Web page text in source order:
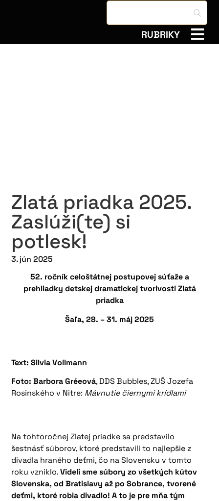
RUBRIKY
Zlatá priadka 2025.
Zaslúži(te) si
potlesk!
3. jún 2025
52. ročník celoštátnej postupovej súťaže a
prehliadky detskej dramatickej tvorivosti Zlatá
priadka
Šaľa, 28. – 31. máj 2025
Text: Silvia Vollmann
Foto: Barbora Gréeová, DDS Bubbles, ZUŠ Jozefa
Rosinského v Nitre: Mávnutie čiernymi krídlami
Na tohtoročnej Zlatej priadke sa predstavilo
šestnásť súborov, ktoré predstavili to najlepšie z
divadla hraného deťmi, čo na Slovensku v tomto
roku vzniklo.Videli sme súbory zo všetkých kútov
Slovenska, od Bratislavy až po Sobrance, tvorené
deťmi, ktoré robia divadlo! A to je pre mňa tým